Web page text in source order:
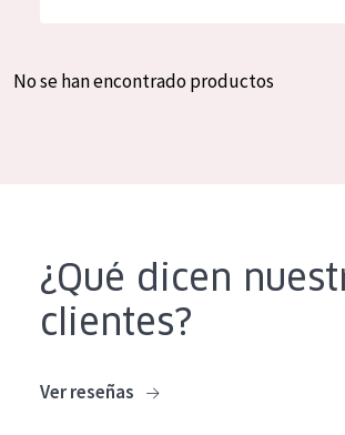
Crema de día
Crema de noche
Spanish
No se han encontrado productos
¿Qué dicen
clientes?
Ver reseñas